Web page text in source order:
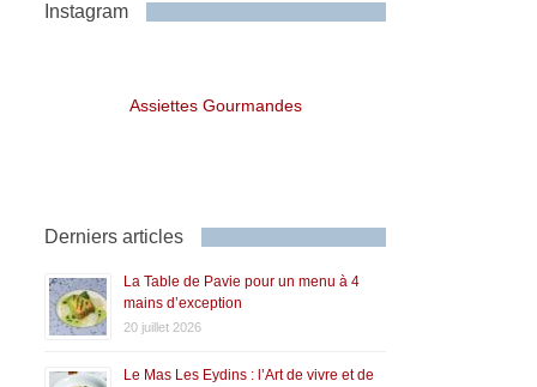
Instagram
Assiettes Gourmandes
Derniers articles
La Table de Pavie pour un menu à 4
mains d’exception
20 juillet 2026
Le Mas Les Eydins : l’Art de vivre et de